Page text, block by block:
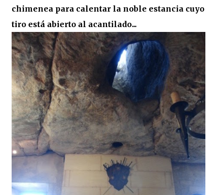
chimenea para calentar la noble estancia cuyo
tiro está abierto al acantilado...